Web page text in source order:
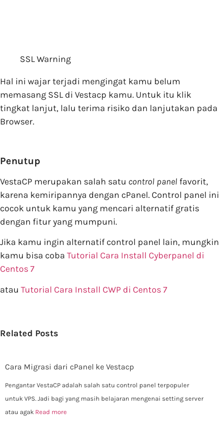
SSL Warning
Hal ini wajar terjadi mengingat kamu belum
memasang SSL di Vestacp kamu. Untuk itu klik
tingkat lanjut, lalu terima risiko dan lanjutakan pada
Browser.
Penutup
VestaCP merupakan salah satu control panel favorit,
karena kemiripannya dengan cPanel. Control panel ini
cocok untuk kamu yang mencari alternatif gratis
dengan fitur yang mumpuni.
Jika kamu ingin alternatif control panel lain, mungkin
kamu bisa coba Tutorial Cara Install Cyberpanel di
Centos 7
atau Tutorial Cara Install CWP di Centos 7
Related Posts
Cara Migrasi dari cPanel ke Vestacp
Pengantar VestaCP adalah salah satu control panel terpopuler
untuk VPS. Jadi bagi yang masih belajaran mengenai setting server
atau agak Read more